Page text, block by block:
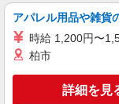
株式会社アスカ 東京
万
都
アパレル用品や雑貨
時給 1,200円〜
柏市
詳細を見